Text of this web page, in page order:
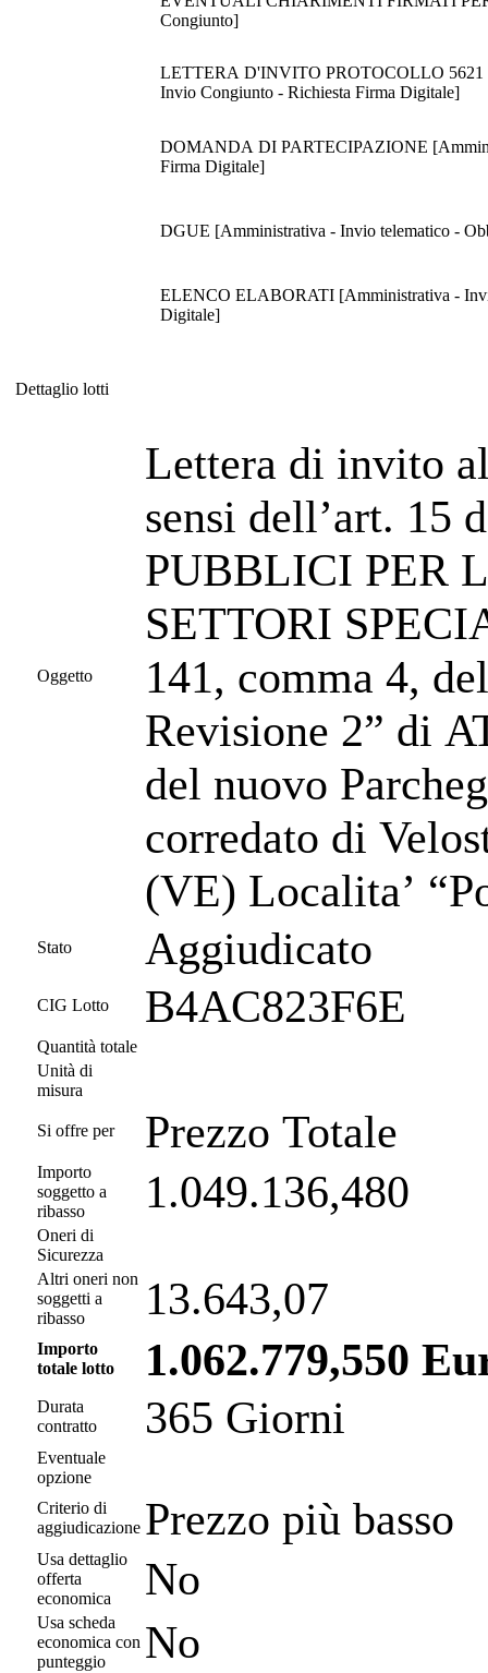
Congiunto]
LETTERA D'INVITO PROTOCOLLO 5621
Invio Congiunto - Richiesta Firma Digitale]
DOMANDA DI PARTECIPAZIONE
Firma Digitale]
DGUE [Amministrativa - Invio telematico -
ELENCO ELABORATI [Amministrativa -
Digitale]
Dettaglio lotti
Oggetto
Lettera di invito
sensi dell’art. 15
PUBBLICI PER
SETTORI
141, comma 4,
Revisione 2” di
del nuovo
corredato di
(VE) Localita’
Stato Aggiudicato
CIG Lotto B4AC823F6E
Quantità totale
Unità di
misura
Si offre per Prezzo Totale
Importo
soggetto a
ribasso
1.049.136,480
Oneri di
Sicurezza
Altri oneri non
soggetti a
ribasso
13.643,07
Importo
totale lotto
1.062.779,550
Durata
contratto
365 Giorni
Eventuale
opzione
Criterio di
aggiudicazione Prezzo più basso
Usa dettaglio
offerta
economica
No
Usa scheda
economica con
punteggio
No